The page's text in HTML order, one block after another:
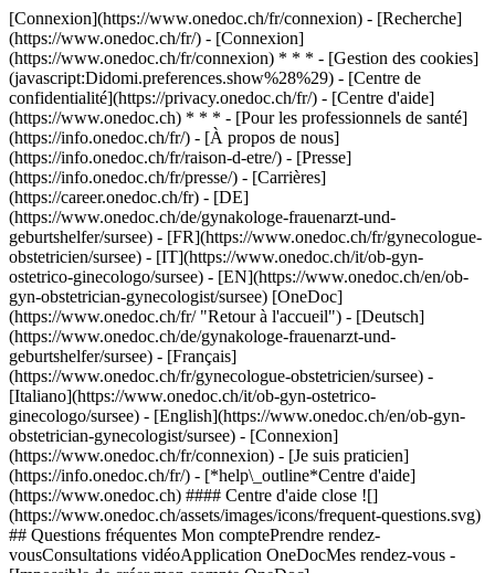
[Connexion](https://www.onedoc.ch/fr/connexion) - [Recherche]
(https://www.onedoc.ch/fr/) - [Connexion]
(https://www.onedoc.ch/fr/connexion) * * * - [Gestion des cookies]
(javascript:Didomi.preferences.show%28%29) - [Centre de
confidentialité](https://privacy.onedoc.ch/fr/) - [Centre d'aide]
(https://www.onedoc.ch) * * * - [Pour les professionnels de santé]
(https://info.onedoc.ch/fr/) - [À propos de nous]
(https://info.onedoc.ch/fr/raison-d-etre/) - [Presse]
(https://info.onedoc.ch/fr/presse/) - [Carrières]
(https://career.onedoc.ch/fr) - [DE]
(https://www.onedoc.ch/de/gynakologe-frauenarzt-und-
geburtshelfer/sursee) - [FR](https://www.onedoc.ch/fr/gynecologue-
obstetricien/sursee) - [IT](https://www.onedoc.ch/it/ob-gyn-
ostetrico-ginecologo/sursee) - [EN](https://www.onedoc.ch/en/ob-
gyn-obstetrician-gynecologist/sursee) [OneDoc]
(https://www.onedoc.ch/fr/ "Retour à l'accueil") - [Deutsch]
(https://www.onedoc.ch/de/gynakologe-frauenarzt-und-
geburtshelfer/sursee) - [Français]
(https://www.onedoc.ch/fr/gynecologue-obstetricien/sursee) -
[Italiano](https://www.onedoc.ch/it/ob-gyn-ostetrico-
ginecologo/sursee) - [English](https://www.onedoc.ch/en/ob-gyn-
obstetrician-gynecologist/sursee) - [Connexion]
(https://www.onedoc.ch/fr/connexion) - [Je suis praticien]
(https://info.onedoc.ch/fr/) - [*help\_outline*Centre d'aide]
(https://www.onedoc.ch) #### Centre d'aide close ![]
(https://www.onedoc.ch/assets/images/icons/frequent-questions.svg)
## Questions fréquentes Mon comptePrendre rendez-
vousConsultations vidéoApplication OneDocMes rendez-vous -